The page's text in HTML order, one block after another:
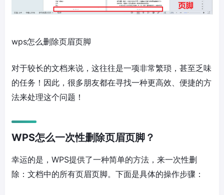
wps怎么删除页眉页脚
对于较长的文档来说，这往往是一项非常繁琐，甚至乏味
的任务！因此，很多朋友都在寻找一种更高效、便捷的方
法来处理这个问题！
WPS怎么一次性删除页眉页脚？
幸运的是，WPS提供了一种简单的方法，来一次性删
除：文档中的所有页眉页脚。下面是具体的操作步骤：